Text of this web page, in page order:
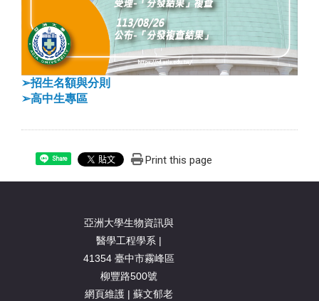
➢招生名額與分則
➢高中生專區
Share Print this page
亞洲大學生物資訊與
醫學工程學系 |
41354 臺中市霧峰區
柳豐路500號
網頁維護 | 蘇文郁老